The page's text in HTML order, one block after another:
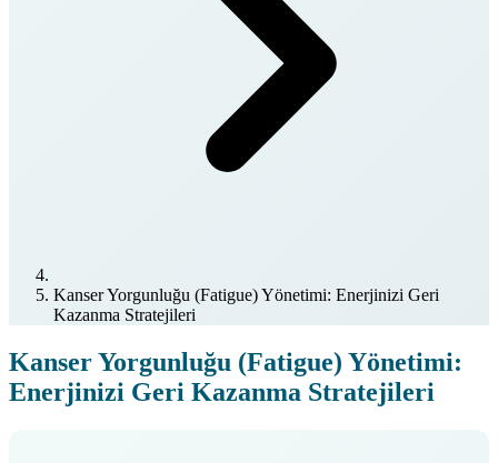
Kanser Yorgunluğu (Fatigue) Yönetimi: Enerjinizi Geri
Kazanma Stratejileri
Kanser Yorgunluğu (Fatigue) Yönetimi:
Enerjinizi Geri Kazanma Stratejileri